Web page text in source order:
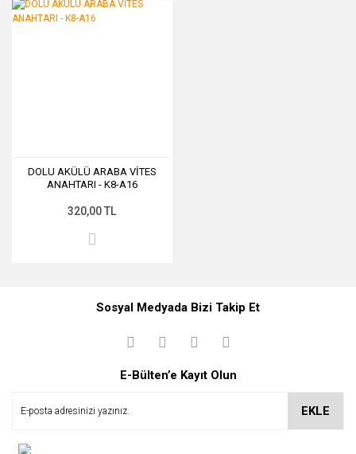
DOLU AKÜLÜ ARABA VİTES
ANAHTARI - K8-A16
320,00 TL
Sosyal Medyada Bizi Takip Et
E-Bülten’e Kayıt Olun
EKLE